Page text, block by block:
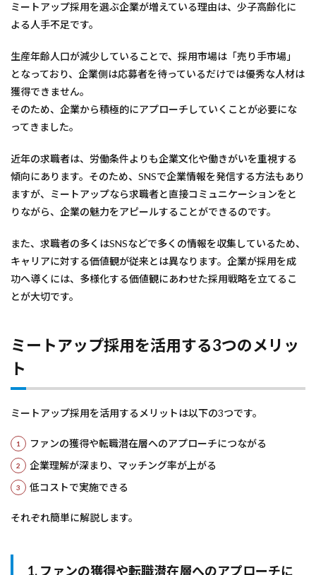
ミートアップ採用を選ぶ企業が増えている理由は、少子高齢化に
よる人手不足です。
生産年齢人口が減少していることで、採用市場は「売り手市場」
となっており、企業側は応募者を待っているだけでは優秀な人材は
獲得できません。
そのため、企業から積極的にアプローチしていくことが必要にな
ってきました。
近年の求職者は、労働条件よりも企業文化や働きがいを重視する
傾向にあります。そのため、SNSで企業情報を発信する方法もあり
ますが、ミートアップなら求職者と直接コミュニケーションをと
りながら、企業の魅力をアピールすることができるのです。
また、求職者の多くはSNSなどで多くの情報を収集しているため、
キャリアに対する価値観が従来とは異なります。企業が採用を成
功へ導くには、多様化する価値観にあわせた採用戦略を立てるこ
とが大切です。
ミートアップ採用を活用する3つのメリッ
ト
ミートアップ採用を活用するメリットは以下の3つです。
ファンの獲得や転職潜在層へのアプローチにつながる
企業理解が深まり、マッチング率が上がる
低コストで実施できる
それぞれ簡単に解説します。
1. ファンの獲得や転職潜在層へのアプローチに